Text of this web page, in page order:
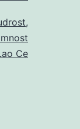
,
Ce